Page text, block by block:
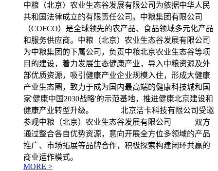
中粮（北京）农业生态谷发展有限公司为依据中华人民
共和国法律成立的有限责任公司。中粮集团有限公司
（COFCO）是全球领先的农产品、食品领域多元化产品
和服务供应商。中粮（北京）农业生态谷发展有限公司
为中粮集团的下属公司，负责中粮北京农业生态谷等项
目的建设，着力发展生态健康产业，导入中粮资源及外
部优质资源，吸引健康产业企业规模入住，形成大健康
产业生态圈，致力于成为国内最高端的健康科技城和国
家'健康中国2030战略'的示范基地，推进健康北京建设和
健康产业转型升级。 北京洁卡科技有限公司受邀
参观中粮（北京）农业生态谷发展有限公司 双方
通过整合各自优势资源，意向开展全方位多领域的产品
推广、市场拓展等品牌合作，积极探索构建闭环共赢的
商业运作模式。
MORE >